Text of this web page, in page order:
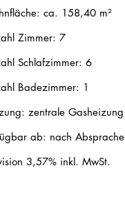
ca. 158,40 m²
Zimmer: 7
Schlafzimmer: 6
Badezimmer: 1
zentrale Gasheizung
ab: nach Absprache
3,57% inkl. MwSt.